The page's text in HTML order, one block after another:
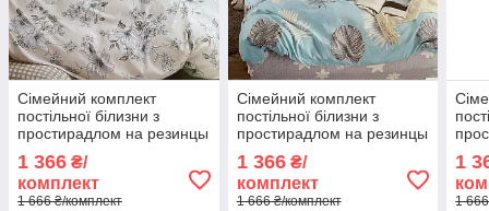
Сімейний комплект
постільної білизни з
простирадлом на резинцы
з фланелі, дві підковдри
1 366 ₴/
комплект
1 666 ₴/комплект
Сімейний комплект
постільної білизни з
простирадлом на резинцы
з фланелі, дві підковдри
1 366₴/
комплект
1 666 ₴/комплект
з
1
1